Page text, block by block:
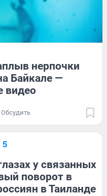
нерпочки
Байкале —
видео
Обсудить
у связанных
поворот в
в Таиланде